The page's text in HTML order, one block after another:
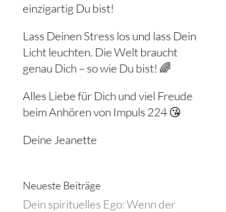
einzigartig Du bist!
Lass Deinen Stress los und lass Dein
Licht leuchten. Die Welt braucht
genau Dich – so wie Du bist! 🌈
Alles Liebe für Dich und viel Freude
beim Anhören von Impuls 224 😘
Deine Jeanette
Neueste Beiträge
Dein spirituelles Ego: Wenn der